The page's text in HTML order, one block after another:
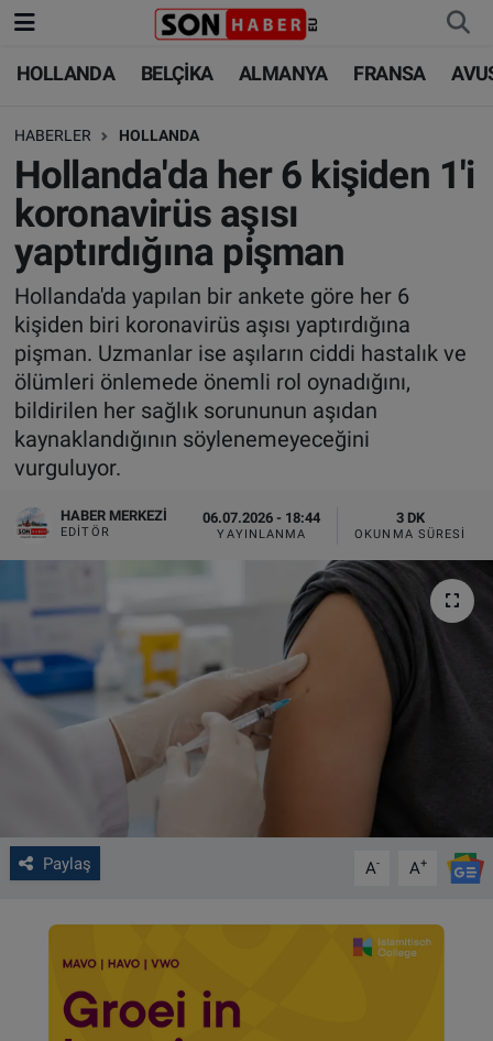
HOLLANDA BELÇİKA ALMANYA FRANSA
HABERLER HOLLANDA
Hollanda'da her 6 kişiden 1'i
koronavirüs aşısı
yaptırdığına pişman
Hollanda'da yapılan bir ankete göre her 6
kişiden biri koronavirüs aşısı yaptırdığına
pişman. Uzmanlar ise aşıların ciddi hastalık ve
ölümleri önlemede önemli rol oynadığını,
bildirilen her sağlık sorununun aşıdan
kaynaklandığının söylenemeyeceğini
vurguluyor.
HABER MERKEZI
EDITÖR
06.07.2026 - 18:44
YAYINLANMA
3 DK
OKUNMA SÜRESI
Paylaş A- A+
HOLLANDA
BELÇİKA
ALMANYA
FRANSA
AVUSTURYA
SAĞLIK - YAŞAM
BİLİM-TEKNOLOJİ
HOLLANDA
BELÇİKA
ALMANYA
TÜRKİYE
DÜNYA
BİLİM-TEKNOLOJİ
SAĞLIK
FOTO GALERİ
VIDEO GALERİ
ALGEMENE VOORWAARDEN
CONTACT
Çerez Politikası
Nöbetçi Eczaneler
Hava Durumu
Trafik Durumu
Süper Lig Puan Durumu ve Fikstür
Tüm Manşetler
Son Dakika Haberleri
Haber Arşivi